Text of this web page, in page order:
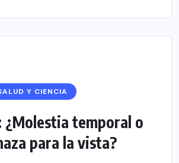
Y CIENCIA
¿Molestia temporal o
para la vista?